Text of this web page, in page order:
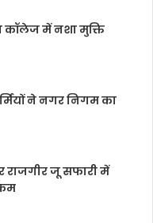
कॉलेज में नशा मुक्ति
ने नगर निगम का
राजगीर जू सफारी में